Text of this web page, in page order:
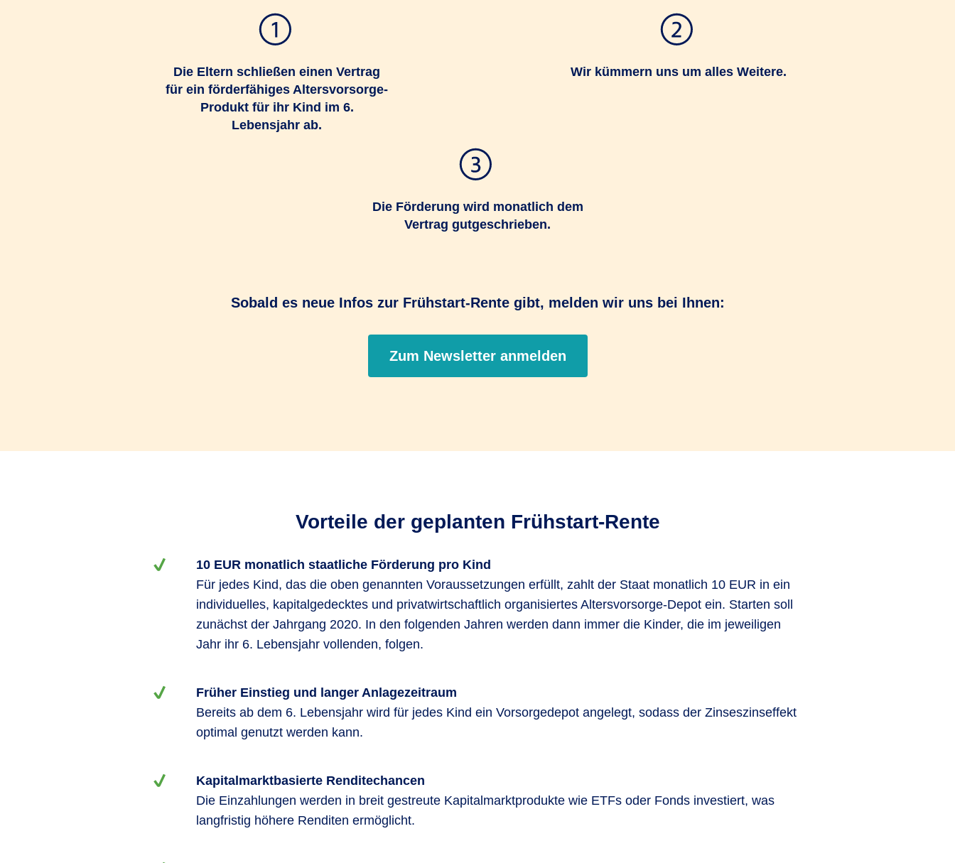
Die Eltern schließen einen Vertrag
für ein förderfähiges Altersvorsorge-
Produkt für ihr Kind im 6.
Lebensjahr ab.
Wir kümmern uns um alles Weitere.
Die Förderung wird monatlich dem
Vertrag gutgeschrieben.
Sobald es neue Infos zur Frühstart-Rente gibt, melden wir uns bei Ihnen:
Zum Newsletter anmelden
Vorteile der geplanten Frühstart-Rente
10 EUR monatlich staatliche Förderung pro Kind
Für jedes Kind, das die oben genannten Voraussetzungen erfüllt, zahlt der Staat monatlich 10 EUR in ein
individuelles, kapitalgedecktes und privatwirtschaftlich organisiertes Altersvorsorge-Depot ein. Starten soll
zunächst der Jahrgang 2020. In den folgenden Jahren werden dann immer die Kinder, die im jeweiligen
Jahr ihr 6. Lebensjahr vollenden, folgen.
Früher Einstieg und langer Anlagezeitraum
Bereits ab dem 6. Lebensjahr wird für jedes Kind ein Vorsorgedepot angelegt, sodass der Zinseszinseffekt
optimal genutzt werden kann.
Kapitalmarktbasierte Renditechancen
Die Einzahlungen werden in breit gestreute Kapitalmarktprodukte wie ETFs oder Fonds investiert, was
langfristig höhere Renditen ermöglicht.